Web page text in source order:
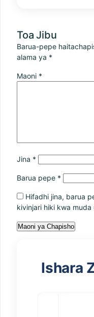
Toa Jibu
Barua-pepe
alama ya *
Maoni *
Jina *
Barua pepe *
Hifadhi jina, barua
kivinjari hiki kwa
Ishara